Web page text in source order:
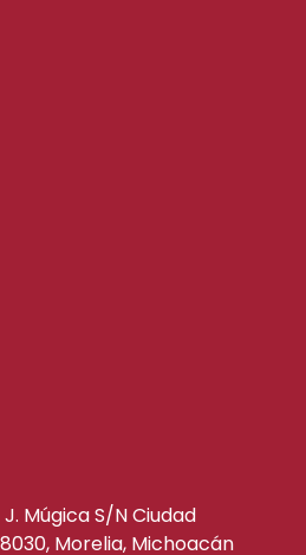
Múgica S/N Ciudad
Morelia, Michoacán